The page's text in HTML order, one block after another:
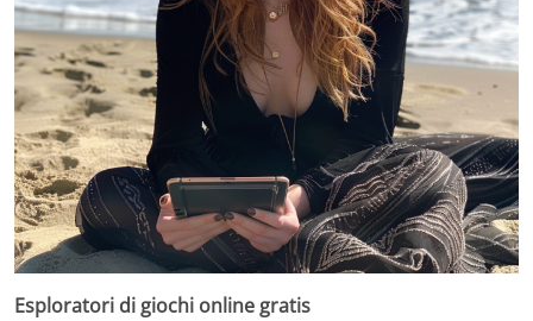
Esploratori di giochi online gratis